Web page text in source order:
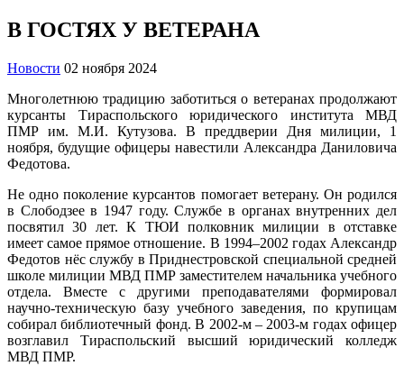
В ГОСТЯХ У ВЕТЕРАНА
Новости 02 ноября 2024
Многолетнюю традицию заботиться о ветеранах продолжают
курсанты Тираспольского юридического института МВД
ПМР им. М.И. Кутузова. В преддверии Дня милиции, 1
ноября, будущие офицеры навестили Александра Даниловича
Федотова.
Не одно поколение курсантов помогает ветерану. Он родился
в Слободзее в 1947 году. Службе в органах внутренних дел
посвятил 30 лет. К ТЮИ полковник милиции в отставке
имеет самое прямое отношение. В 1994–2002 годах Александр
Федотов нёс службу в Приднестровской специальной средней
школе милиции МВД ПМР заместителем начальника учебного
отдела. Вместе с другими преподавателями формировал
научно-техническую базу учебного заведения, по крупицам
собирал библиотечный фонд. В 2002-м – 2003-м годах офицер
возглавил Тираспольский высший юридический колледж
МВД ПМР.